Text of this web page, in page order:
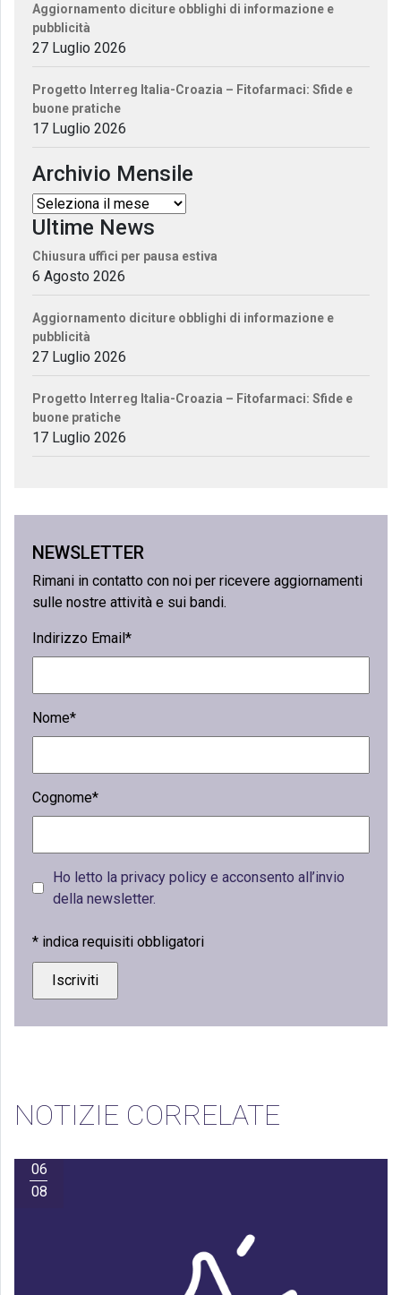
Aggiornamento diciture obblighi di informazione e
pubblicità
27 Luglio 2026
Progetto Interreg Italia-Croazia – Fitofarmaci: Sfide e
buone pratiche
17 Luglio 2026
Archivio Mensile
Ultime News
Chiusura uffici per pausa estiva
6 Agosto 2026
Aggiornamento diciture obblighi di informazione e
pubblicità
27 Luglio 2026
Progetto Interreg Italia-Croazia – Fitofarmaci: Sfide e
buone pratiche
17 Luglio 2026
NEWSLETTER
Rimani in contatto con noi per ricevere aggiornamenti
sulle nostre attività e sui bandi.
Indirizzo Email*
Nome*
Cognome*
Ho letto la privacy policy e acconsento all’invio
della newsletter.
* indica requisiti obbligatori
NOTIZIE CORRELATE
06
08